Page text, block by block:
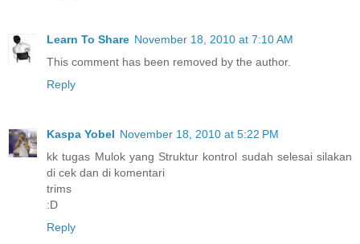
Learn To Share November 18, 2010 at 7:10 AM
This comment has been removed by the author.
Reply
Kaspa Yobel November 18, 2010 at 5:22 PM
kk tugas Mulok yang Struktur kontrol sudah selesai silakan
di cek dan di komentari
trims
:D
Reply